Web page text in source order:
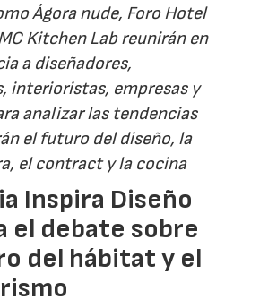
Ágora nude, Foro Hotel
Kitchen Lab reunirán en
a diseñadores,
interioristas, empresas y
analizar las tendencias
el futuro del diseño, la
el contract y la cocina
Inspira Diseño
el debate sobre
del hábitat y el